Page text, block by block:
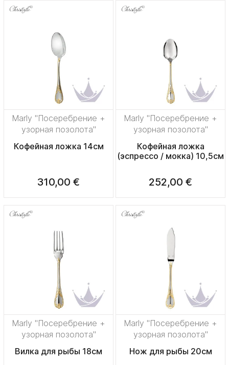
Marly "Посеребрение +
узорная позолота"
Кофейная ложка 14см
310,00 €
Marly "Посеребрение +
узорная позолота"
Кофейная ложка
(эспрессо / мокка) 10,5см
252,00 €
Marly "Посеребрение +
узорная позолота"
Вилка для рыбы 18см
Marly "Посеребрение +
узорная позолота"
Нож для рыбы 20см